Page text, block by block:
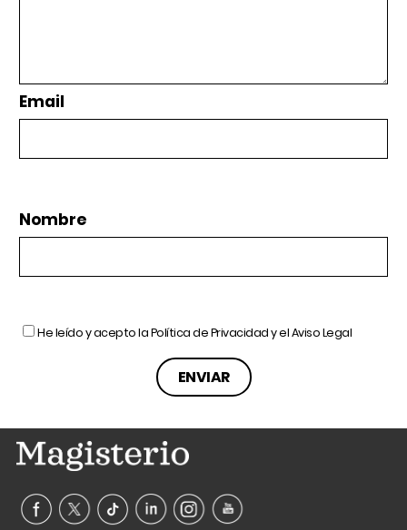
Email
Nombre
He leído y acepto laPolítica de Privacidady elAviso Legal